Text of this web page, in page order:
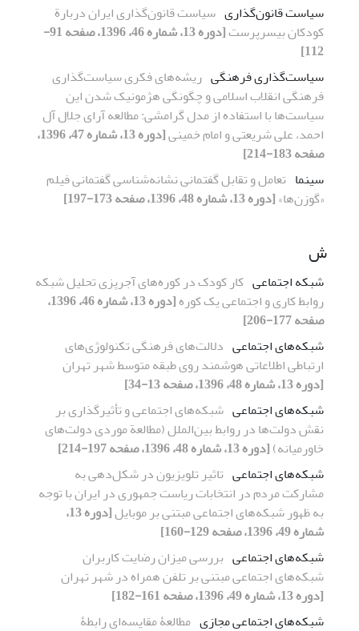
سیاست قانون‌گذاری سیاست قانون‌گذاری ایران دربارة
کودکان بی‏سرپرست
[دوره 13، شماره 46، 1396، صفحه 91-
112]
سیاست‌گذاری فرهنگی ریشه‌های فکری سیاست‌گذاری
فرهنگی انقلاب اسلامی و چگونگی هژمونیک شدن این
سیاست‌ها با استفاده از مدل گرامشی: مطالعه آرای جلال آل
احمد، علی شریعتی و امام خمینی
[دوره 13، شماره 47، 1396،
صفحه 183-214]
سینما تعامل و تقابل گفتمانی نشانه‌شناسی گفتمانی فیلم
«گوزن‌ها»[دوره 13، شماره 48، 1396، صفحه 173-197]
ش
شبکه اجتماعی کار کودک در کوره‌های آجرپزی تحلیل شبکه
روابط کاری و اجتماعی یک کوره
[دوره 13، شماره 46، 1396،
صفحه 177-206]
شبکه‌های اجتماعی دلالت‌های فرهنگی تکنولوژی‌های
ارتباطی‌ اطلاعاتی هوشمند روی طبقه متوسط شهر تهران
[دوره 13، شماره 48، 1396، صفحه 13-34]
شبکه‌های اجتماعی شبکه‌های اجتماعی و تأثیرگذاری بر
نقش دولت‌ها در روابط بین‌الملل (مطالعة موردی دولت‌های
خاورمیانه)[دوره 13، شماره 48، 1396، صفحه 197-214]
شبکه‌های اجتماعی تاثیر تلویزیون در شکل‌دهی به
مشارکت مردم در انتخابات ریاست جمهوری در ایران با توجه
به ظهور شبکه‌های اجتماعی مبتنی بر موبایل
[دوره 13،
شماره 49، 1396، صفحه 129-160]
شبکه‌های اجتماعی بررسی میزان رضایت کاربران
شبکه‌های اجتماعی مبتنی بر تلفن همراه در شهر تهران
[دوره 13، شماره 49، 1396، صفحه 161-182]
شبکه‌های اجتماعی مجازی مطالعۀ مقایسه‌ای رابطۀ